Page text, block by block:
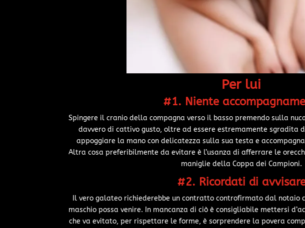
Per lui
#1. Niente
Spingere il cranio della compagna verso il basso premendo sulla
davvero di cattivo gusto, oltre ad essere estremamente sgradita
appoggiare la mano con delicatezza sulla sua testa e
Altra cosa preferibilmente da evitare è l’usanza di afferrare le
maniglie della Coppa dei Campioni.
#2. Ricordati di
Il vero galateo richiederebbe un contratto controfirmato dal notaio
maschio possa venire. In mancanza di ciò è consigliabile mettersi
che va evitato, per rispettare le forme, è sorprendere la povera